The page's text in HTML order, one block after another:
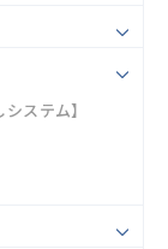
ステム】